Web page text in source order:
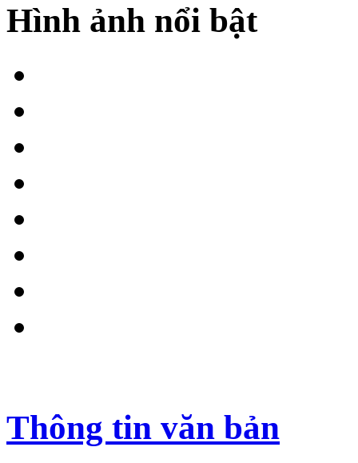
Hình ảnh nổi bật
Thông tin văn bản